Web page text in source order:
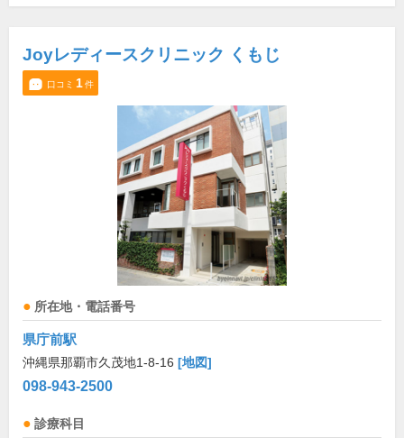
Joyレディースクリニック くもじ
口コミ 1件
所在地・電話番号
県庁前駅
沖縄県那覇市久茂地1-8-16 [地図]
098-943-2500
診療科目